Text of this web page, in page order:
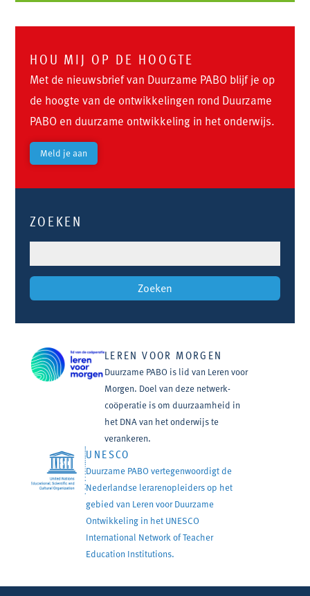
HOU MIJ OP DE HOOGTE
Met de nieuwsbrief van Duurzame PABO blijf je op
de hoogte van de ontwikkelingen rond Duurzame
PABO en duurzame ontwikkeling in het onderwijs.
Meld je aan
ZOEKEN
LEREN VOOR MORGEN
Duurzame PABO is lid van Leren voor
Morgen. Doel van deze netwerk-
coöperatie is om duurzaamheid in
het DNA van het onderwijs te
verankeren.
UNESCO
Duurzame PABO vertegenwoordigt de
Nederlandse lerarenopleiders op het
gebied van Leren voor Duurzame
Ontwikkeling in het UNESCO
International Network of Teacher
Education Institutions.